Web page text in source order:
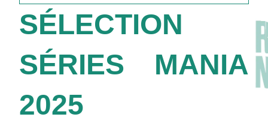
SÉLECTION
SÉRIES MANIA
2025